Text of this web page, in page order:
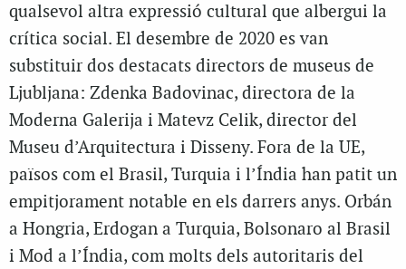
qualsevol altra expressió cultural que albergui la
crítica social. El desembre de 2020 es van
substituir dos destacats directors de museus de
Ljubljana: Zdenka Badovinac, directora de la
Moderna Galerija i Matevz Celik, director del
Museu d’Arquitectura i Disseny. Fora de la UE,
països com el Brasil, Turquia i l’Índia han patit un
empitjorament notable en els darrers anys. Orbán
a Hongria, Erdogan a Turquia, Bolsonaro al Brasil
i Mod a l’Índia, com molts dels autoritaris del